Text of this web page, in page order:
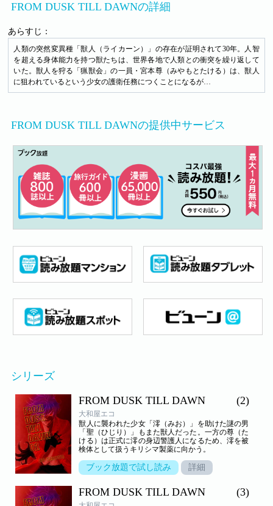
FROM DUSK TILL DAWNの詳細
あらすじ：
人類の突然変異種「獣人（ライカーン）」の存在が証明されて30年。人智
を超える身体能力を持つ獣たちは、世界各地で人類との衝突を繰り返して
いた。獣人を狩る「猟獣会」の一員・宮本尊（みやもとたける）は、獣人
に狙われているという少女の護衛任務につくことになるが…
FROM DUSK TILL DAWNの提供中サービス
シリーズ
FROM DUSK TILL DAWN
(2)
大和屋エコ
獣人に襲われた少女「澪（みお）」を助けた謎の男
「聖（ひじり）」もまた獣人だった。一方の尊（た
ける）は正式に澪の身辺警護人になるため、澪を被
検体として扱うキリシマ製薬に向かう。
ブック放題で試し読み 詳細
FROM DUSK TILL DAWN (3)